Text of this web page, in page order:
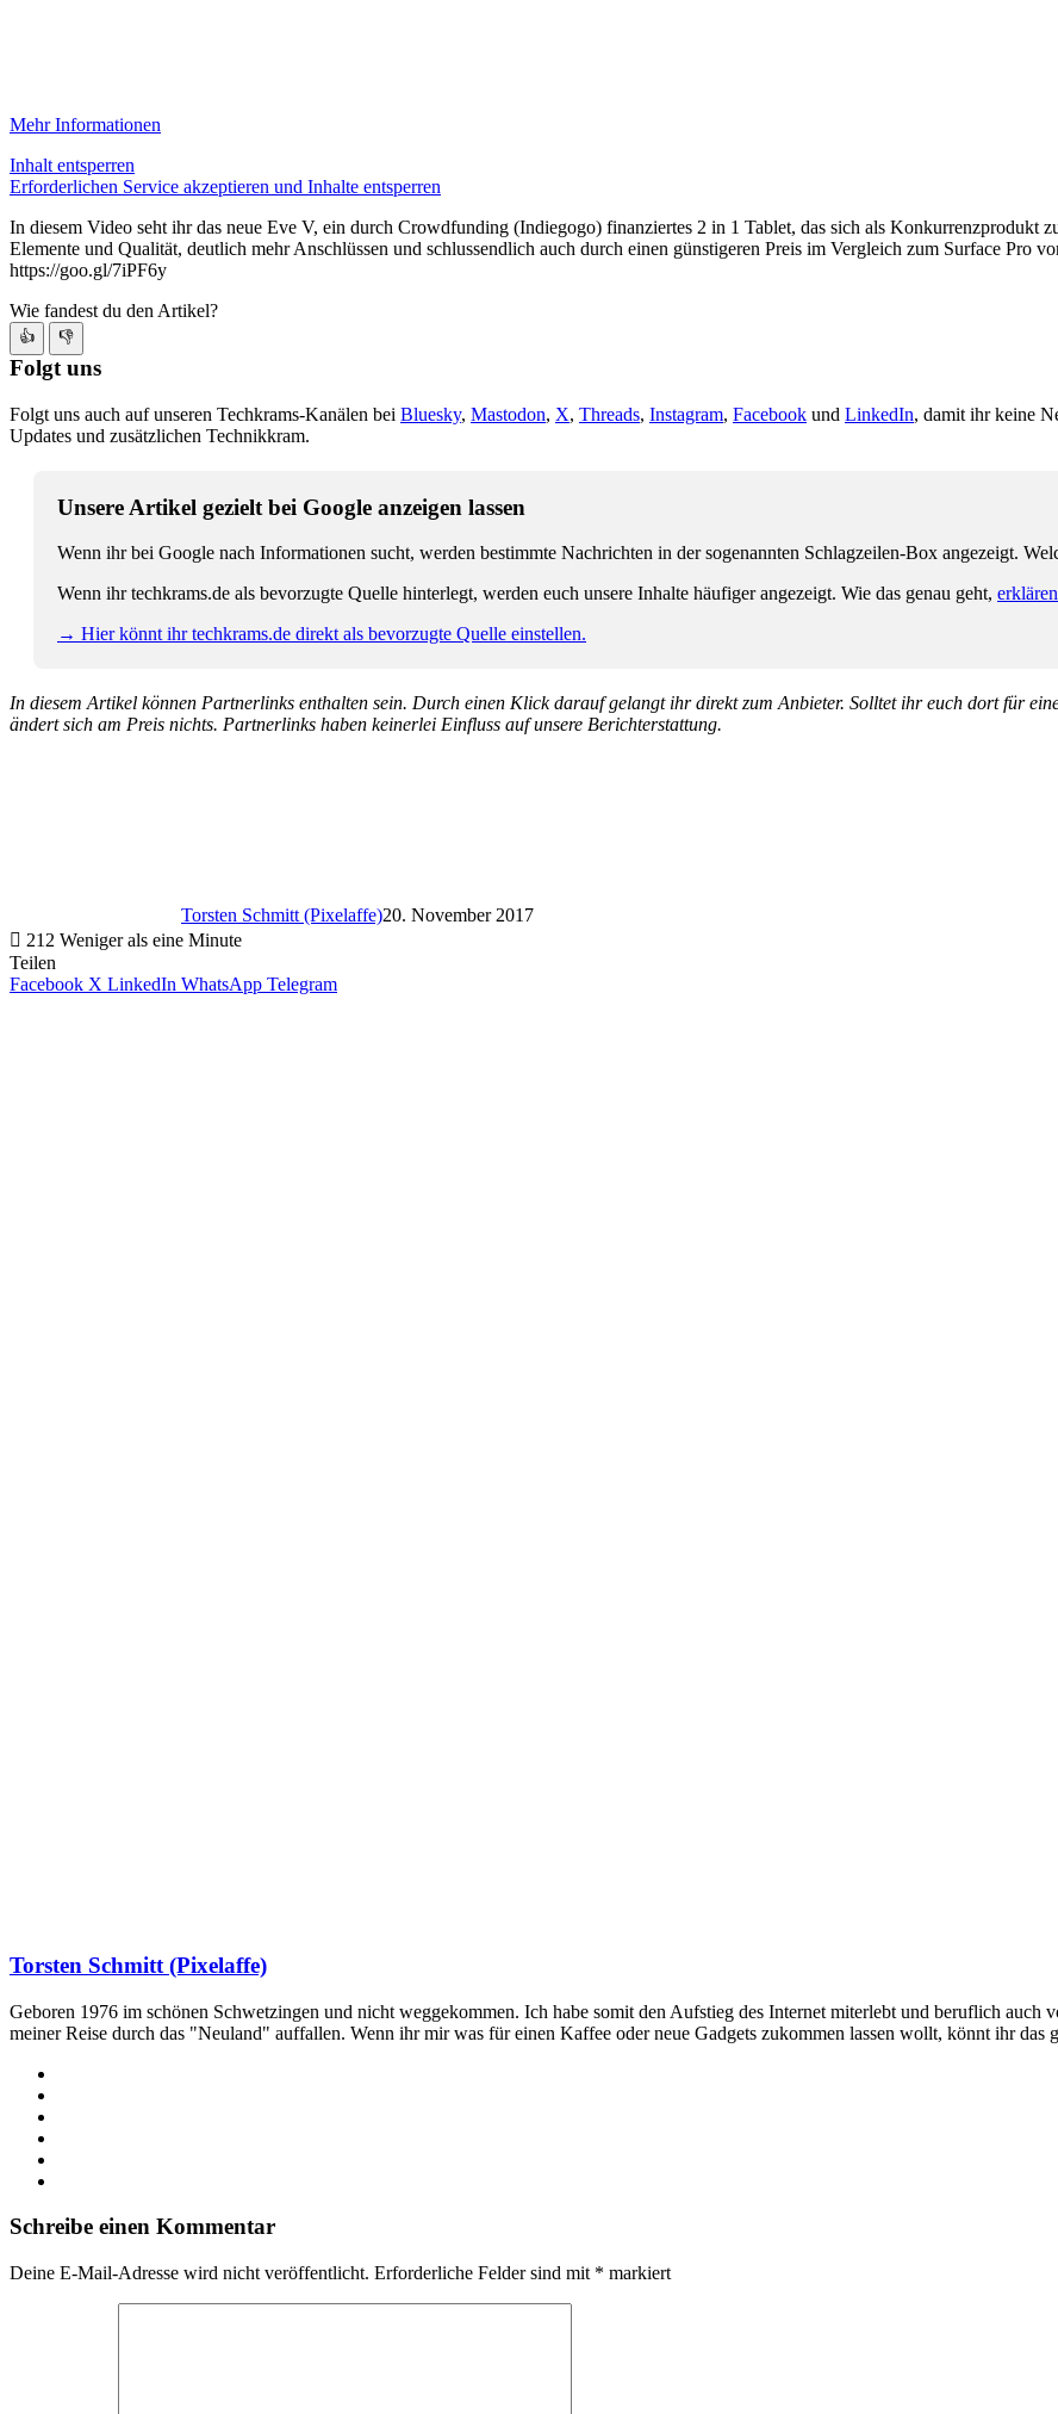
Mehr Informationen
Inhalt entsperren
Erforderlichen Service akzeptieren und Inhalte entsperren
In diesem Video seht ihr das neue Eve V, ein durch Crowdfunding (Indiegogo) finanziertes 2 in 1 Tablet, das sich als Konkurrenzprodukt
Elemente und Qualität, deutlich mehr Anschlüssen und schlussendlich auch durch einen günstigeren Preis im Vergleich zum Surface Pro
https://goo.gl/7iPF6y
Wie fandest du den Artikel?
👍 👎
Folgt uns
Folgt uns auch auf unseren Techkrams-Kanälen bei Bluesky, Mastodon, X, Threads, Instagram, Facebook und LinkedIn, damit ihr keine
Updates und zusätzlichen Technikkram.
Unsere Artikel gezielt bei Google anzeigen lassen
Wenn ihr bei Google nach Informationen sucht, werden bestimmte Nachrichten in der sogenannten Schlagzeilen-Box angezeigt.
Wenn ihr techkrams.de als bevorzugte Quelle hinterlegt, werden euch unsere Inhalte häufiger angezeigt. Wie das genau geht,
→ Hier könnt ihr techkrams.de direkt als bevorzugte Quelle einstellen.
In diesem Artikel können Partnerlinks enthalten sein. Durch einen Klick darauf gelangt ihr direkt zum Anbieter. Solltet ihr euch dort für
ändert sich am Preis nichts. Partnerlinks haben keinerlei Einfluss auf unsere Berichterstattung.
Torsten Schmitt (Pixelaffe)20. November 2017
212 Weniger als eine Minute
Teilen
Facebook X LinkedIn WhatsApp Telegram
Torsten Schmitt (Pixelaffe)
Geboren 1976 im schönen Schwetzingen und nicht weggekommen. Ich habe somit den Aufstieg des Internet miterlebt und beruflich
meiner Reise durch das "Neuland" auffallen. Wenn ihr mir was für einen Kaffee oder neue Gadgets zukommen lassen wollt, könnt ihr das
Schreibe einen Kommentar
Deine E-Mail-Adresse wird nicht veröffentlicht. Erforderliche Felder sind mit * markiert